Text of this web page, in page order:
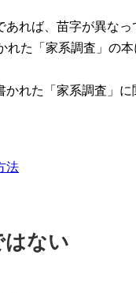
れば、苗字が異なっ
れた「家系調査」の
かれた「家系調査」
法
はない